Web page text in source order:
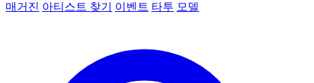
매거진 아티스트 찾기 이벤트 타투 모델